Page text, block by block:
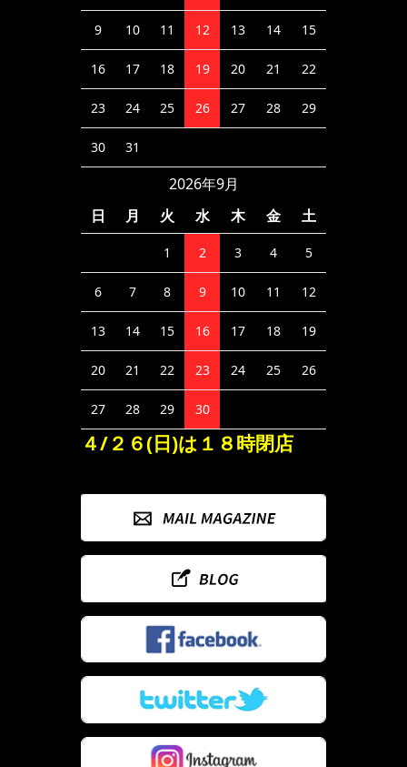
9 10 11 12 13 14 15
16 17 18 19 20 21 22
23 24 25 26 27 28 29
30 31
2026年9月
日
月 火 水 木 金 土
1 2 3 4 5
6 7 8 9 10 11 12
13 14 15 16 17 18 19
20 21 22 23 24 25 26
27 28 29 30
４/２６(日)は１８時閉店